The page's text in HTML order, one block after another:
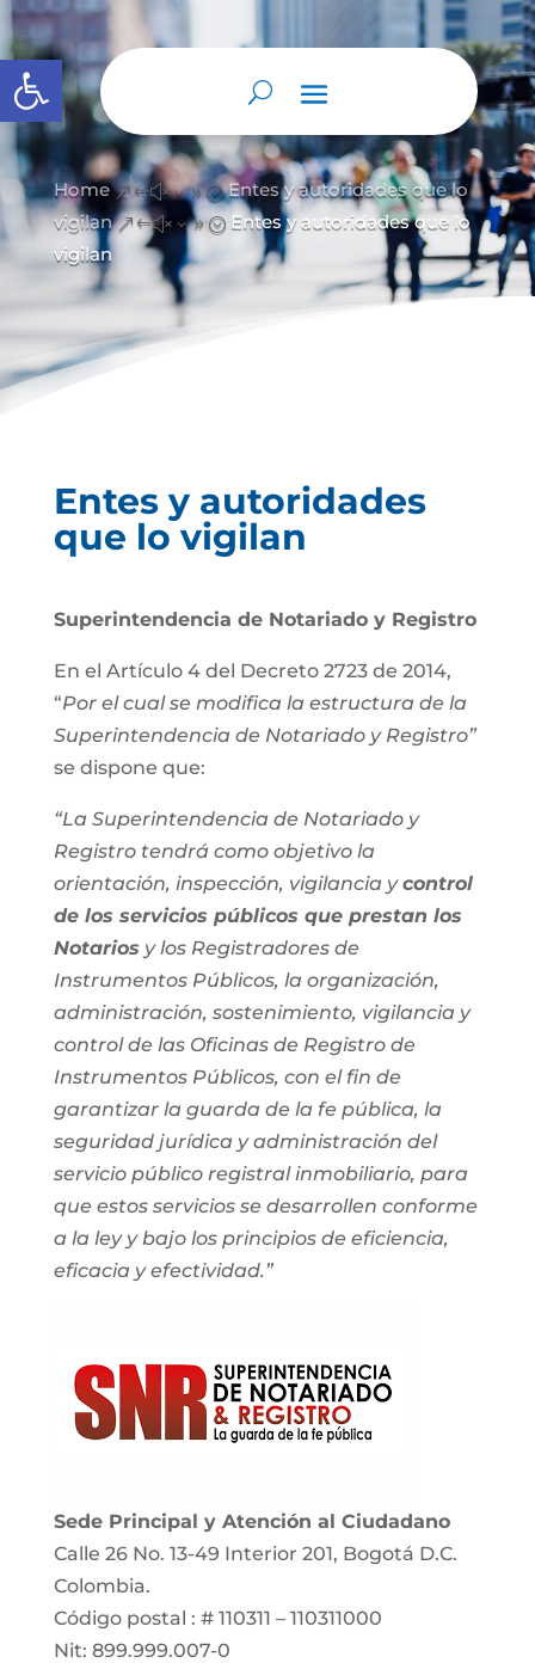
Abrir barra de herramientas
Home &#x39; Entes y autoridades que lo
vigilan &#x39; Entes y autoridades que lo
vigilan
Entes y autoridades
que lo vigilan
Superintendencia de Notariado y Registro
En el Artículo 4 del Decreto 2723 de 2014,
“Por el cual se modifica la estructura de la
Superintendencia de Notariado y Registro”
se dispone que:
“La Superintendencia de Notariado y
Registro tendrá como objetivo la
orientación, inspección, vigilancia ycontrol
de los servicios públicos que prestan los
Notarios y los Registradores de
Instrumentos Públicos, la organización,
administración, sostenimiento, vigilancia y
control de las Oficinas de Registro de
Instrumentos Públicos, con el fin de
garantizar la guarda de la fe pública, la
seguridad jurídica y administración del
servicio público registral inmobiliario, para
que estos servicios se desarrollen conforme
a la ley y bajo los principios de eficiencia,
eficacia y efectividad.”
Sede Principal y Atención al Ciudadano
Calle 26 No. 13-49 Interior 201, Bogotá D.C.
Colombia.
Código postal : # 110311 – 110311000
Nit: 899.999.007-0